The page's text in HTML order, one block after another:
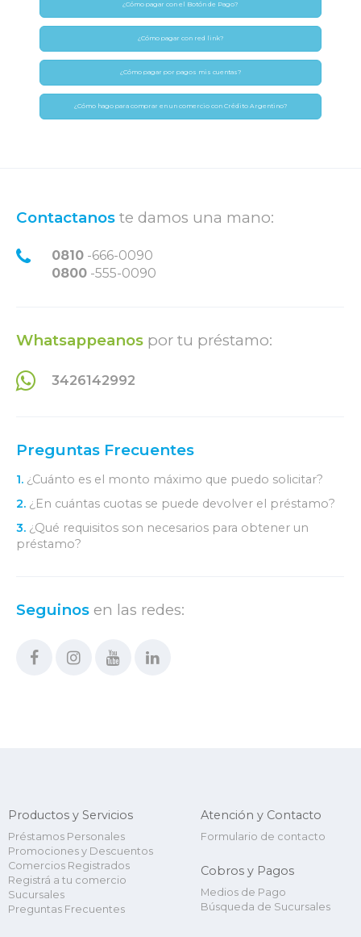
¿Cómo pagar con el Botón de Pago?
¿Cómo pagar con red link?
¿Cómo pagar por pagos mis cuentas?
¿Cómo hago para comprar en un comercio con Crédito Argentino?
Contactanos te damos una mano:
0810 -666-0090
0800 -555-0090
Whatsappeanos por tu préstamo:
3426142992
Preguntas Frecuentes
1. ¿Cuánto es el monto máximo que puedo solicitar?
2. ¿En cuántas cuotas se puede devolver el préstamo?
3. ¿Qué requisitos son necesarios para obtener un
préstamo?
Seguinos en las redes:
Productos y Servicios
Préstamos Personales
Promociones y Descuentos
Comercios Registrados
Registrá a tu comercio
Sucursales
Preguntas Frecuentes
Atención y Contacto
Formulario de contacto
Cobros y Pagos
Medios de Pago
Búsqueda de Sucursales